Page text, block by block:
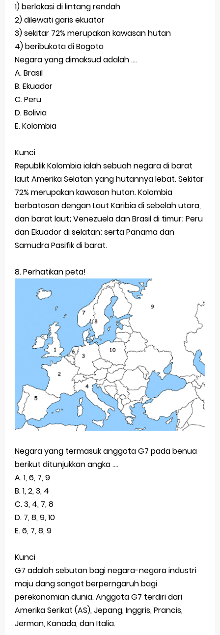
1) berlokasi di lintang rendah
2) dilewati garis ekuator
3)sekitar 72% merupakan kawasan hutan
4) beribukota di Bogota
Negara yang dimaksud adalah ....
A. Brasil
B. Ekuador
C. Peru
D. Bolivia
E. Kolombia
Kunci
Republik Kolombia ialah sebuah negara di barat
laut Amerika Selatan yang hutannya lebat. Sekitar
72% merupakan kawasan hutan. Kolombia
berbatasan dengan Laut Karibia di sebelah utara,
dan barat laut; Venezuela dan Brasil di timur; Peru
dan Ekuador di selatan; serta Panama dan
Samudra Pasifik di barat.
8. Perhatikan peta!
Negara yang termasuk anggota G7 pada benua
berikut ditunjukkan angka ....
A. 1, 6, 7, 9
B. 1, 2, 3, 4
C. 3, 4, 7, 8
D. 7, 8, 9, 10
E. 6, 7, 8, 9
Kunci
G7 adalah sebutan bagi negara-negara industri
maju dang sangat berperngaruh bagi
perekonomian dunia. Anggota G7 terdiri dari
Amerika Serikat (AS), Jepang, Inggris, Prancis,
Jerman, Kanada, dan Italia.